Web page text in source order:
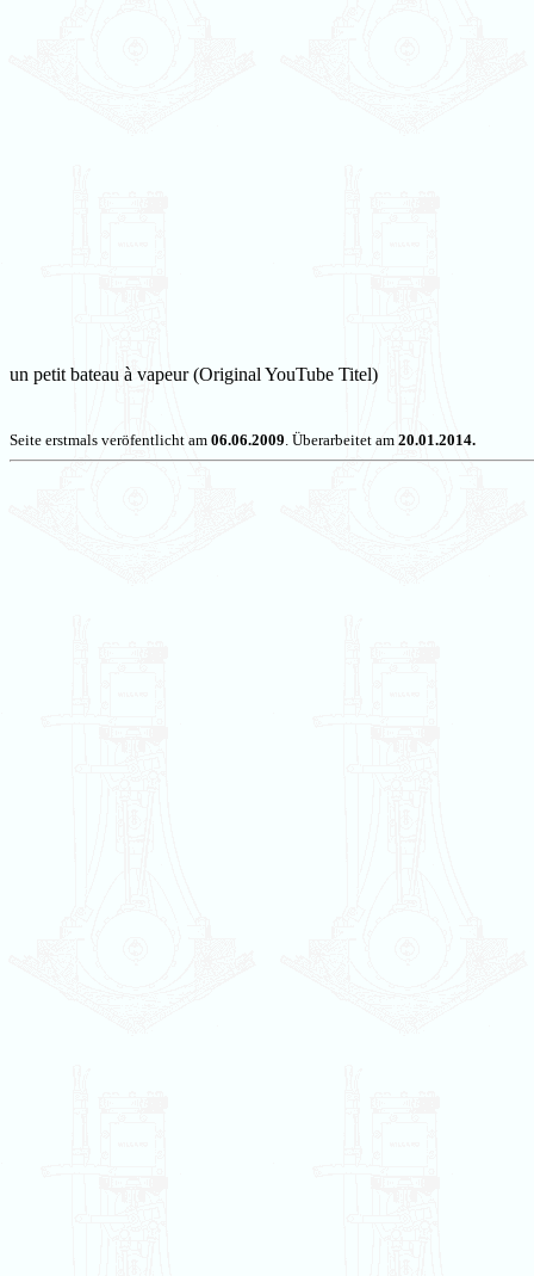
un petit bateau à vapeur (Original YouTube Titel)
Seite erstmals veröfentlicht am 06.06.2009. Überarbeitet am 20.01.2014.